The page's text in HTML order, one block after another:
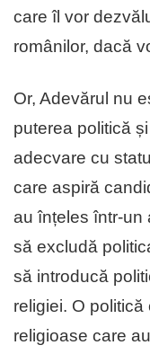
care îl vor
românilor, dacă
Or, Adevărul nu
puterea politică
adecvare cu
care aspiră
au înțeles într-un
să excludă
să introducă
religiei. O
religioase care